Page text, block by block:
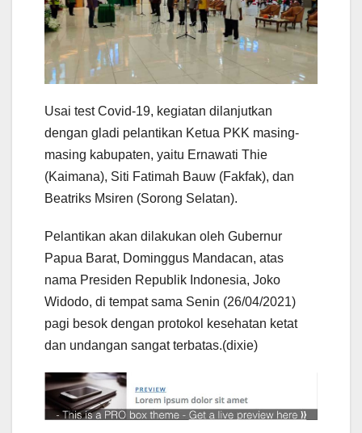
Usai test Covid-19, kegiatan dilanjutkan
dengan gladi pelantikan Ketua PKK masing-
masing kabupaten, yaitu Ernawati Thie
(Kaimana), Siti Fatimah Bauw (Fakfak), dan
Beatriks Msiren (Sorong Selatan).
Pelantikan akan dilakukan oleh Gubernur
Papua Barat, Dominggus Mandacan, atas
nama Presiden Republik Indonesia, Joko
Widodo, di tempat sama Senin (26/04/2021)
pagi besok dengan protokol kesehatan ketat
dan undangan sangat terbatas.(dixie)